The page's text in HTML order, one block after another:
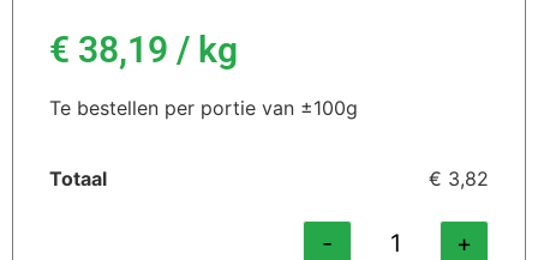
€ 38,19 / kg
Te bestellen per portie van ±100g
Totaal € 3,82
- +